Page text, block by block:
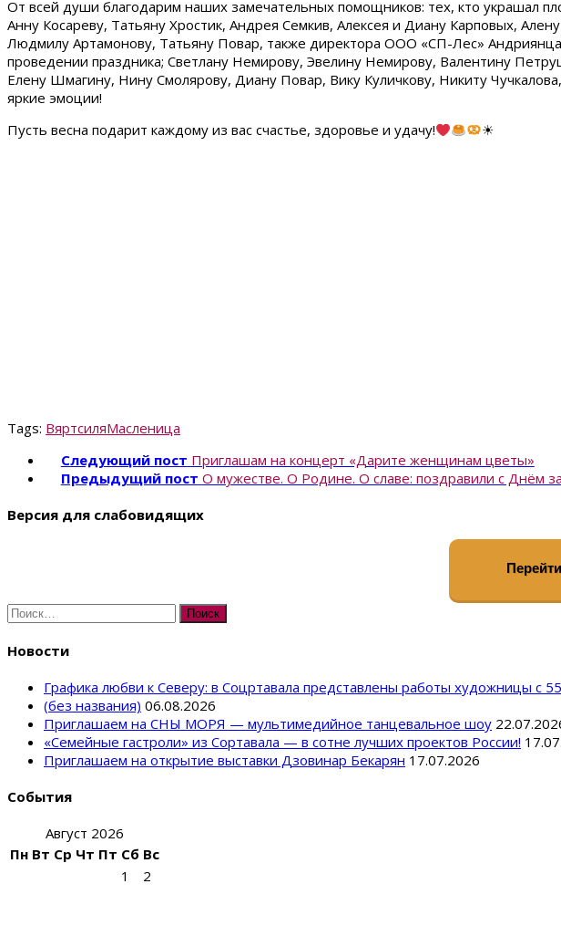
От всей души благодарим наших замечательных помощников: тех, кто украшал
Анну Косареву, Татьяну Хростик, Андрея Семкив, Алексея и Диану Карповых,
Людмилу Артамонову, Татьяну Повар, также директора ООО «СП-Лес»
проведении праздника; Светлану Немирову, Эвелину Немирову, Валентину
Елену Шмагину, Нину Смолярову, Диану Повар, Вику Куличкову, Никиту
яркие эмоции!
Пусть весна подарит каждому из вас счастье, здоровье и удачу!
☀
Tags: ВяртсиляМасленица
Следующий пост Приглашам на концерт «Дарите женщинам цветы»
Предыдущий пост О мужестве. О Родине. О славе: поздравили с Днём
Версия для слабовидящих
Найти:
Новости
Графика любви к Северу: в Соцртавала представлены работы художницы с
(без названия) 06.08.2026
Приглашаем на СНЫ МОРЯ — мультимедийное танцевальное шоу
«Семейные гастроли» из Сортавала — в сотне лучших проектов России!
Приглашаем на открытие выставки Дзовинар Бекарян 17.07.2026
События
Август 2026
Пн Вт Ср Чт Пт Сб Вс
1
2